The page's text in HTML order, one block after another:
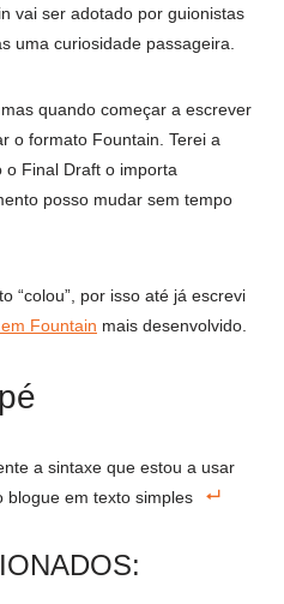
vai ser adotado por guionistas
uma curiosidade passageira.
quando começar a escrever
o formato Fountain. Terei a
Final Draft o importa
posso mudar sem tempo
“colou”, por isso até já escrevi
Fountain mais desenvolvido.
a sintaxe que estou a usar
blogue em texto simples